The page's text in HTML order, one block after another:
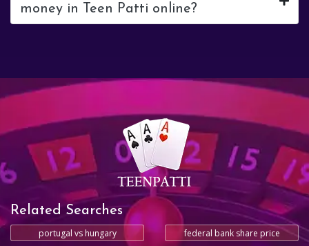
money in Teen Patti online?
Related Searches
portugal vs hungary
federal bank share price